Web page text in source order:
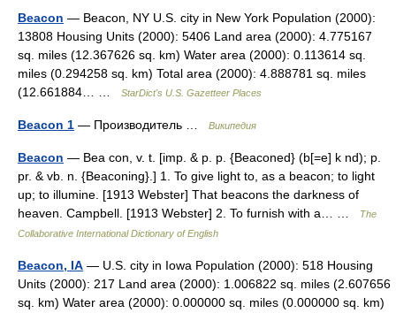
Beacon — Beacon, NY U.S. city in New York Population (2000):
13808 Housing Units (2000): 5406 Land area (2000): 4.775167
sq. miles (12.367626 sq. km) Water area (2000): 0.113614 sq.
miles (0.294258 sq. km) Total area (2000): 4.888781 sq. miles
(12.661884… …
StarDict's U.S. Gazetteer Places
Beacon 1 — Производитель … Википедия
Beacon — Bea con, v. t. [imp. & p. p. {Beaconed} (b[=e] k nd); p.
pr. & vb. n. {Beaconing}.] 1. To give light to, as a beacon; to light
up; to illumine. [1913 Webster] That beacons the darkness of
heaven. Campbell. [1913 Webster] 2. To furnish with a… …
The
Collaborative International Dictionary of English
Beacon, IA — U.S. city in Iowa Population (2000): 518 Housing
Units (2000): 217 Land area (2000): 1.006822 sq. miles (2.607656
sq. km) Water area (2000): 0.000000 sq. miles (0.000000 sq. km)